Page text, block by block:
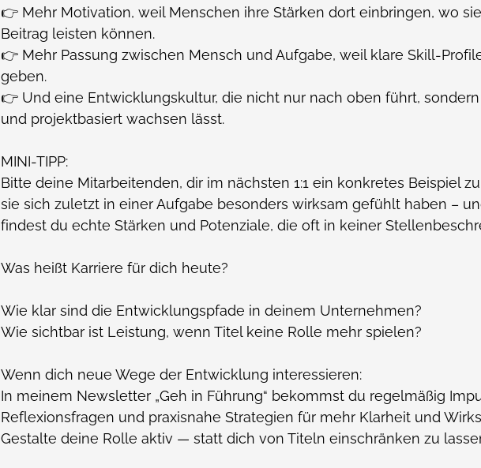
👉 Mehr Motivation, weil Menschen ihre Stärken dort einbringen, wo
Beitrag leisten können.
👉 Mehr Passung zwischen Mensch und Aufgabe, weil klare Skill-
geben.
👉 Und eine Entwicklungskultur, die nicht nur nach oben führt,
und projektbasiert wachsen lässt.
MINI-TIPP:
Bitte deine Mitarbeitenden, dir im nächsten 1:1 ein konkretes Beispiel
sie sich zuletzt in einer Aufgabe besonders wirksam gefühlt haben –
findest du echte Stärken und Potenziale, die oft in keiner
Was heißt Karriere für dich heute?
Wie klar sind die Entwicklungspfade in deinem Unternehmen?
Wie sichtbar ist Leistung, wenn Titel keine Rolle mehr spielen?
Wenn dich neue Wege der Entwicklung interessieren:
In meinem Newsletter „Geh in Führung“ bekommst du regelmäßig
Reflexionsfragen und praxisnahe Strategien für mehr Klarheit und
Gestalte deine Rolle aktiv — statt dich von Titeln einschränken zu